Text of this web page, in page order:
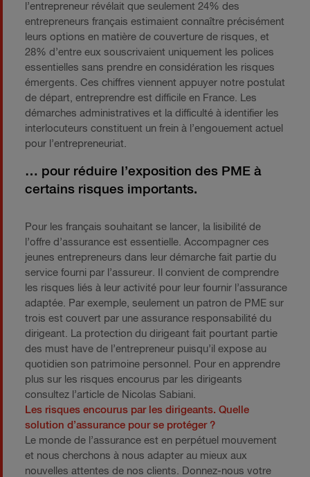
l’entrepreneur révélait que seulement 24% des
entrepreneurs français estimaient connaître précisément
leurs options en matière de couverture de risques, et
28% d’entre eux souscrivaient uniquement les polices
essentielles sans prendre en considération les risques
émergents. Ces chiffres viennent appuyer notre postulat
de départ, entreprendre est difficile en France. Les
démarches administratives et la difficulté à identifier les
interlocuteurs constituent un frein à l’engouement actuel
pour l’entrepreneuriat.
… pour réduire l’exposition des PME à
certains risques importants.
Pour les français souhaitant se lancer, la lisibilité de
l’offre d’assurance est essentielle. Accompagner ces
jeunes entrepreneurs dans leur démarche fait partie du
service fourni par l’assureur. Il convient de comprendre
les risques liés à leur activité pour leur fournir l’assurance
adaptée. Par exemple, seulement un patron de PME sur
trois est couvert par une assurance responsabilité du
dirigeant. La protection du dirigeant fait pourtant partie
des must have de l’entrepreneur puisqu’il expose au
quotidien son patrimoine personnel. Pour en apprendre
plus sur les risques encourus par les dirigeants
consultez l’article de Nicolas Sabiani.
Les risques encourus par les dirigeants. Quelle
solution d’assurance pour se protéger ?
Le monde de l’assurance est en perpétuel mouvement
et nous cherchons à nous adapter au mieux aux
nouvelles attentes de nos clients. Donnez-nous votre